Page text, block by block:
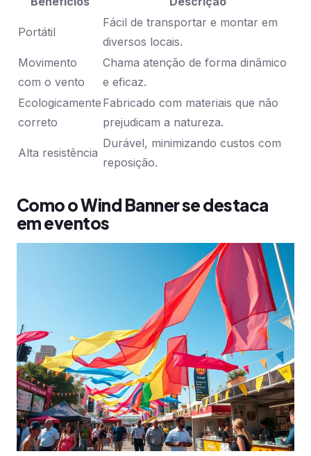
Portátil
Fácil de transportar e montar em
diversos locais.
Movimento
com o vento
Chama atenção de forma dinâmico
e eficaz.
Ecologicamente
correto
Fabricado com materiais que não
prejudicam a natureza.
Alta resistência
Durável, minimizando custos com
reposição.
Como o Wind Banner se destaca
em eventos